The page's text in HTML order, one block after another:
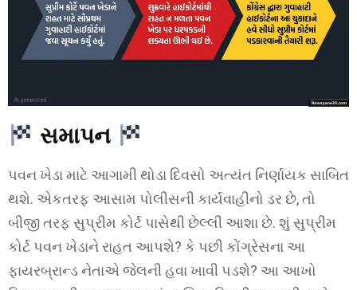
સમાપન
પવન ખેડા માટે આગામી થોડા દિવસો અત્યંત નિર્ણાયક સાબિત
થશે. એકતરફ આસામ પોલીસની કાર્યવાહીનો ડર છે, તો
બીજી તરફ સુપ્રીમ કોર્ટ પાસેથી છેલ્લી આશા છે. શું સુપ્રીમ
કોર્ટ પવન ખેડાને રાહત આપશે? કે પછી કોંગ્રેસના આ
ફાયરબ્રાન્ડ નેતાએ જેલની હવા ખાવી પડશે? આ આખો